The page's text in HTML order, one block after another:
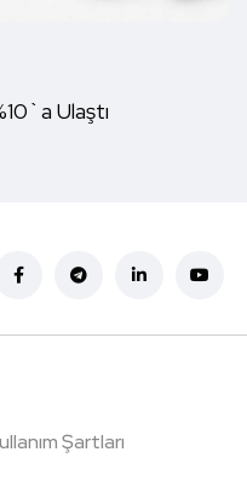
Ulaştı
Şartları